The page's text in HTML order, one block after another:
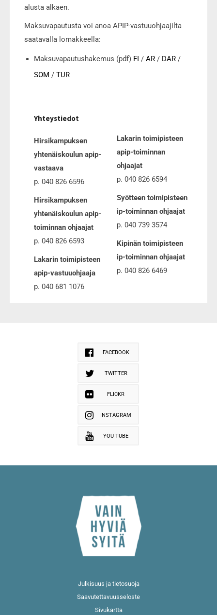
alusta alkaen.
Maksuvapautusta voi anoa APIP-vastuuohjaajilta
saatavalla lomakkeella:
Maksuvapautushakemus (pdf) FI / AR / DAR /
SOM / TUR
Yhteystiedot
Hirsikampuksen
yhtenäiskoulun apip-
vastaava
p. 040 826 6596
Hirsikampuksen
yhtenäiskoulun apip-
toiminnan ohjaajat
p. 040 826 6593
Lakarin toimipisteen
apip-vastuuohjaaja
p. 040 681 1076
Lakarin toimipisteen
apip-toiminnan
ohjaajat
p. 040 826 6594
Syötteen toimipisteen
ip-toiminnan ohjaajat
p. 040 739 3574
Kipinän toimipisteen
ip-toiminnan ohjaajat
p. 040 826 6469
FACEBOOK
TWITTER
FLICKR
INSTAGRAM
YOU TUBE
Julkisuus ja tietosuoja
Saavutettavuusseloste
Sivukartta